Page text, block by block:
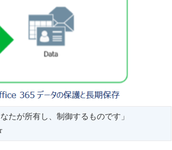
たが所有し、制御するものです」